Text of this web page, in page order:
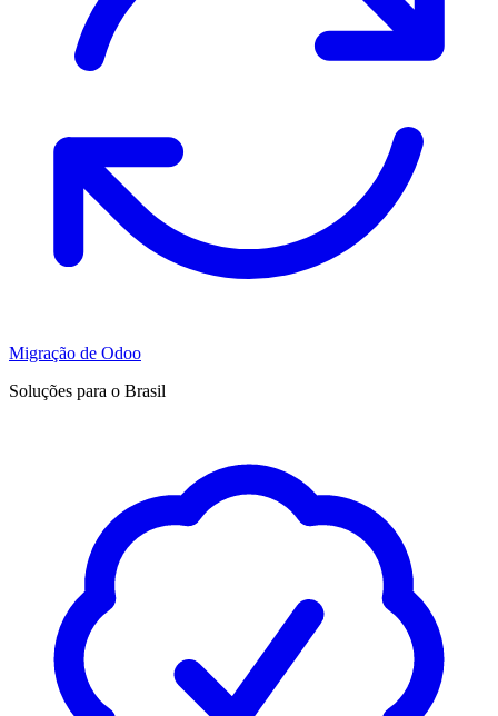
Migração de Odoo
Soluções para o Brasil